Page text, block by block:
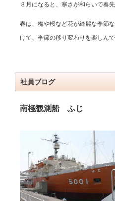
３月になると、寒さが和らいで春
春は、梅や桜など花が綺麗な季節
けて、季節の移り変わりを楽しん
社員ブログ
南極観測船 ふじ